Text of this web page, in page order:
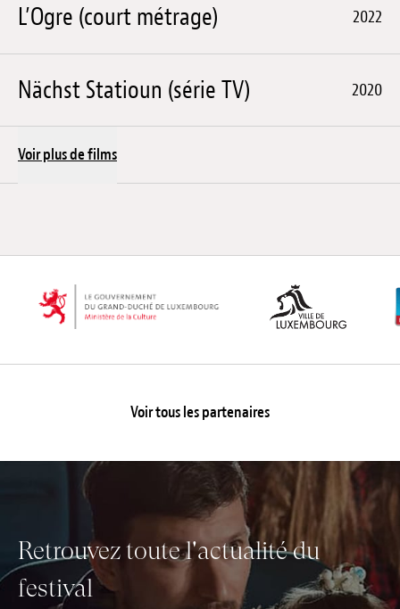
L’Ogre (court métrage) 2022
Nächst Statioun (série TV) 2020
Voir plus de films
Voir tous les partenaires
Retrouvez toute l'actualité du
festival